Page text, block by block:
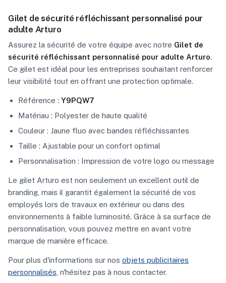
Gilet de sécurité réfléchissant personnalisé pour
adulte Arturo
Assurez la sécurité de votre équipe avec notre Gilet de
sécurité réfléchissant personnalisé pour adulte Arturo.
Ce gilet est idéal pour les entreprises souhaitant renforcer
leur visibilité tout en offrant une protection optimale.
Référence : Y9PQW7
Matériau : Polyester de haute qualité
Couleur : Jaune fluo avec bandes réfléchissantes
Taille : Ajustable pour un confort optimal
Personnalisation : Impression de votre logo ou message
Le gilet Arturo est non seulement un excellent outil de
branding, mais il garantit également la sécurité de vos
employés lors de travaux en extérieur ou dans des
environnements à faible luminosité. Grâce à sa surface de
personnalisation, vous pouvez mettre en avant votre
marque de manière efficace.
Pour plus d'informations sur nos objets publicitaires
personnalisés , n'hésitez pas à nous contacter.